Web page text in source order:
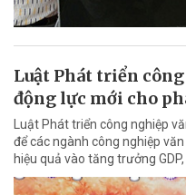
Luật Phát triển
động lực mới cho
Luật Phát triển công nghiệp
để các ngành công nghiệp
hiệu quả vào tăng trưởng